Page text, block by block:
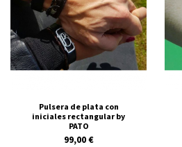
Pulsera de plata con
iniciales rectangular by
PATO
99,00 €